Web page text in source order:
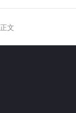
正文